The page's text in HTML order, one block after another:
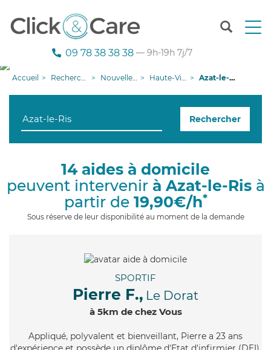
T
n
g
09 78 38 38 38 — 9h-19h 7j/7
Accueil Recherche aide à domicile Nouvelle-Aquitaine Haute-Vienne Azat-le-Ris
Rechercher
14 aides à domicile
peuvent intervenir à Azat-le-Risà
partir de 19,90€/h*
Sous réserve de leur disponibilité au moment de la demande
SPORTIF
Pierre F., Le Dorat
à 5km de chez Vous
Appliqué, polyvalent et bienveillant, Pierre a 23 ans